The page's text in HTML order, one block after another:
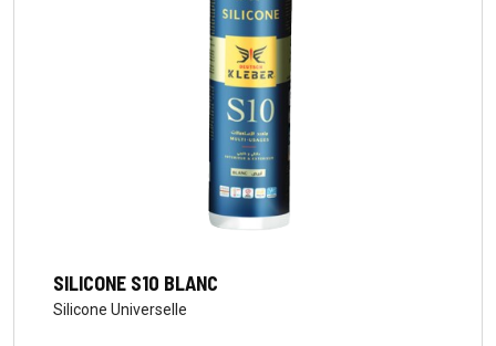
SILICONE S10 BLANC
Silicone Universelle